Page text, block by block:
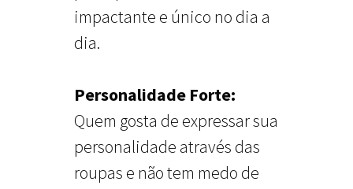
impactante e único no dia a
dia.
Personalidade Forte:
Quem gosta de expressar sua
personalidade através das
roupas e não tem medo de